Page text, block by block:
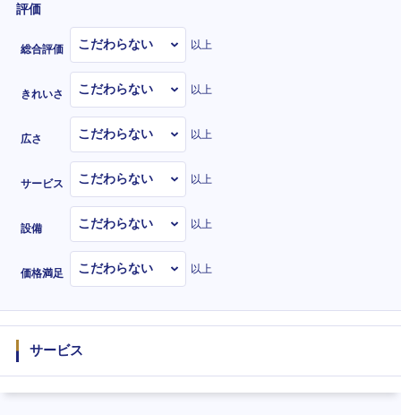
評価
総合評価 以上
きれいさ 以上
広さ 以上
サービス 以上
設備 以上
価格満足 以上
サービス